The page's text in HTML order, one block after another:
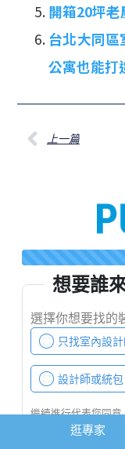
開箱20坪
台北大同區
公寓也能打
上一篇
逛專家